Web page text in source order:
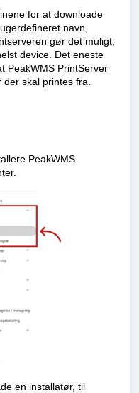
for at downloade
navn,
gør det muligt,
device. Det eneste
PeakWMS PrintServer
skal printes fra.
PeakWMS
en installatør, til